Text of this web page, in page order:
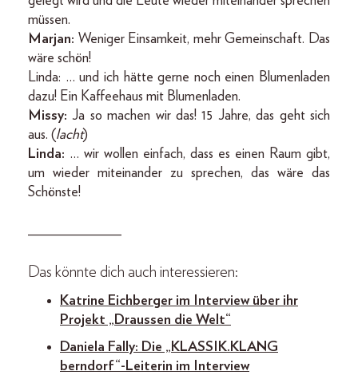
müssen.
Marjan: Weniger Einsamkeit, mehr Gemeinschaft. Das
wäre schön!
Linda: … und ich hätte gerne noch einen Blumenladen
dazu! Ein Kaffeehaus mit Blumenladen.
Missy: Ja so machen wir das! 15 Jahre, das geht sich
aus. (lacht)
Linda: … wir wollen einfach, dass es einen Raum gibt,
um wieder miteinander zu sprechen, das wäre das
Schönste!
_____________
Das könnte dich auch interessieren:
Katrine Eichberger im Interview über ihr
Projekt „Draussen die Welt“
Daniela Fally: Die „KLASSIK.KLANG
berndorf“-Leiterin im Interview